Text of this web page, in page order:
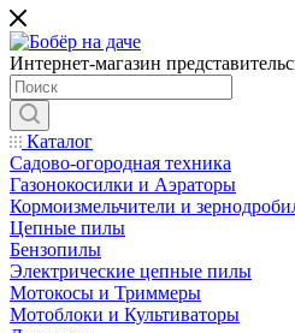
Интернет-магазин
Каталог
Садово-огородная техника
Газонокосилки и Аэраторы
Кормоизмельчители и
Цепные пилы
Бензопилы
Электрические цепные пилы
Мотокосы и Триммеры
Мотоблоки и Культиваторы